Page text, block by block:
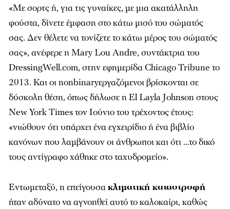
«Με σορτς ή, για τις γυναίκες, με μια ακατάλληλη
φούστα, δίνετε έμφαση στο κάτω μισό του σώματός
σας. Δεν θέλετε να τονίζετε το κάτω μέρος του σώματός
σας», ανέφερε η Mary Lou Andre, συντάκτρια του
DressingWell.com, στην εφημερίδαChicagoTribune το
2013. Και οι nonbinaryεργαζόμενοι βρίσκονται σε
δύσκολη θέση, όπως δήλωσε η El Layla Johnson στους
NewYorkTimesτον Ιούνιο του τρέχοντος έτους:
«νιώθουν ότι υπάρχει ένα εγχειρίδιο ή ένα βιβλίο
κανόνων που λαμβάνουν οι άνθρωποι και ότι …το δικό
τους αντίγραφο χάθηκε στο ταχυδρομείο».
Εντωμεταξύ, η επείγουσακλιματική καταστροφή
ήταν αδύνατο να αγνοηθεί αυτό το καλοκαίρι, καθώς